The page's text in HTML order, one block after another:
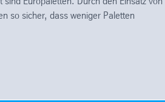
so sicher, dass weniger Paletten